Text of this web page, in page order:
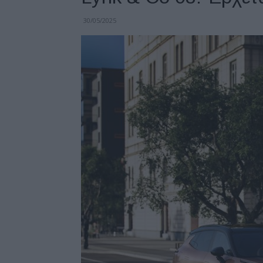
30/05/2025